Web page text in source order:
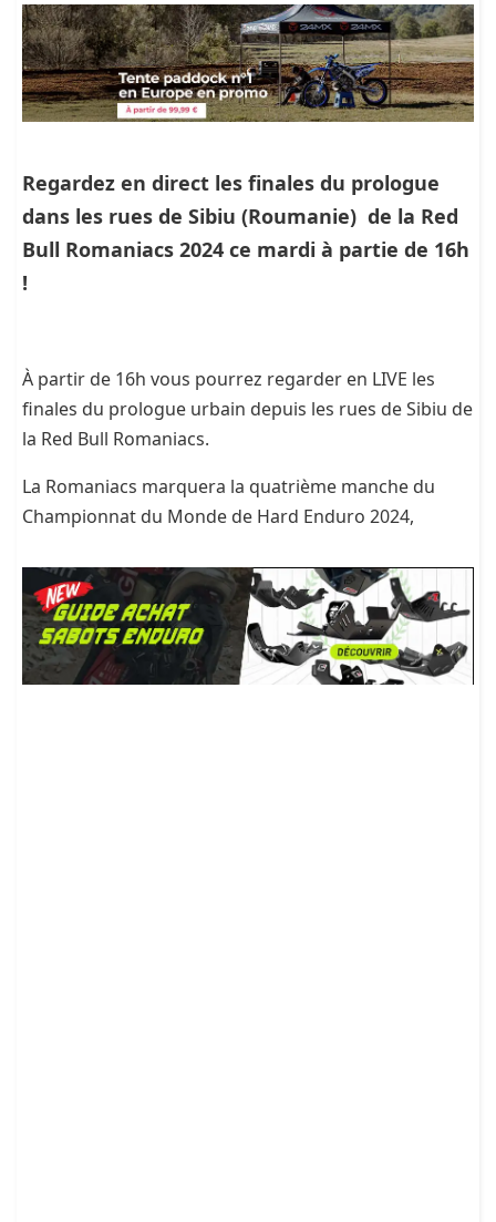
Regardez en direct les finales du prologue
dans les rues de Sibiu (Roumanie) de la Red
Bull Romaniacs 2024 ce mardi à partie de 16h
!
À partir de 16h vous pourrez regarder en LIVE les
finales du prologue urbain depuis les rues de Sibiu de
la Red Bull Romaniacs.
La Romaniacs marquera la quatrième manche du
Championnat du Monde de Hard Enduro 2024,